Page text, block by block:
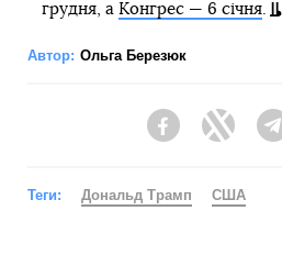
грудня, а Конгрес — 6 січня.
Автор: Ольга Березюк
FacebookTwitter
Теги: Дональд Трамп США